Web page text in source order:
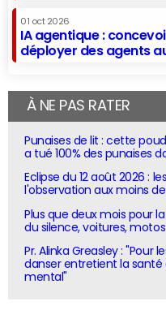
01 oct 2026
IA agentique :
déployer des agents
À NE PAS RATER
Punaises de lit : cette
a tué 100% des punaises
Eclipse du 12 août 2026 :
l'observation aux moins
Plus que deux mois pour
du silence, voitures,
Pr. Alinka Greasley : "Pour
danser entretient la santé
mental"